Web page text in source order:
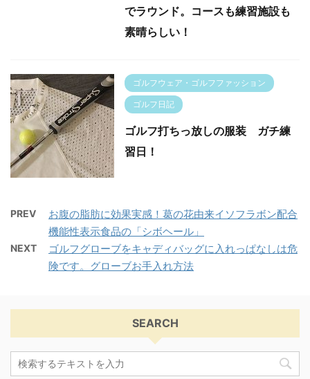
でラウンド。コースも練習施設も
素晴らしい！
ゴルフウェア・ゴルフファッション
ゴルフ日記
ゴルフ打ちっ放しの服装 ガチ練
習日！
PREV
お腹の脂肪に効果実感！葛の花由来イソフラボン配合
機能性表示食品の「シボヘール」
NEXT
ゴルフグローブをキャディバッグに入れっぱなしは危
険です。グローブお手入れ方法
SEARCH